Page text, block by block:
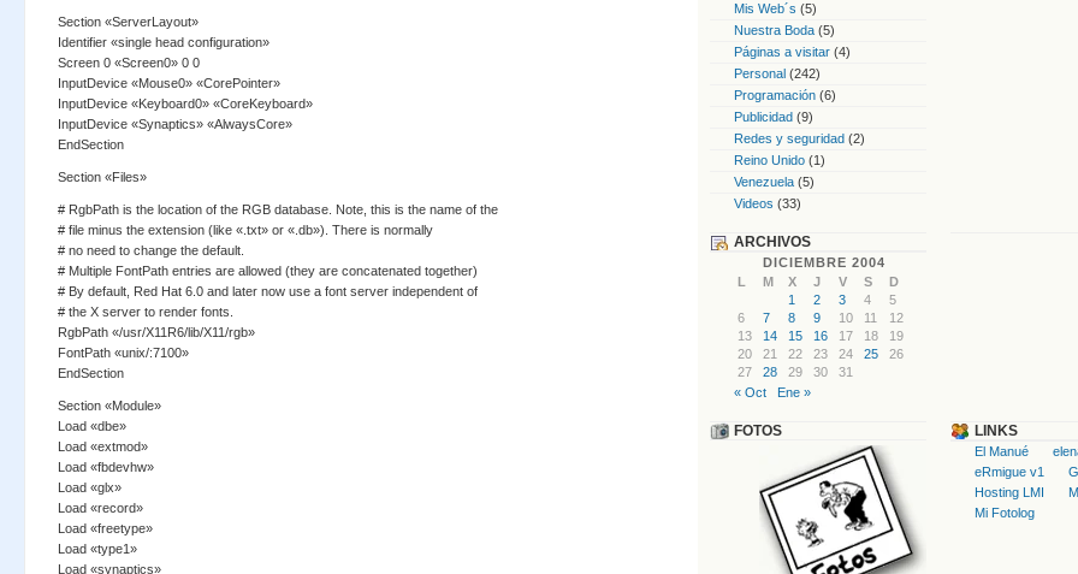
Section «ServerLayout»
Identifier «single head configuration»
Screen 0 «Screen0» 0 0
InputDevice «Mouse0» «CorePointer»
InputDevice «Keyboard0» «CoreKeyboard»
InputDevice «Synaptics» «AlwaysCore»
EndSection
Section «Files»
# RgbPath is the location of the RGB database. Note, this is the name of the
# file minus the extension (like «.txt» or «.db»). There is normally
# no need to change the default.
# Multiple FontPath entries are allowed (they are concatenated together)
# By default, Red Hat 6.0 and later now use a font server independent of
# the X server to render fonts.
RgbPath «/usr/X11R6/lib/X11/rgb»
FontPath «unix/:7100»
EndSection
Section «Module»
Load «dbe»
Load «extmod»
Load «fbdevhw»
Load «glx»
Load «record»
Load «freetype»
Load «type1»
Load «synaptics»
Mis Web´s (5)
Nuestra Boda (5)
Páginas a visitar (4)
Personal (242)
Programación (6)
Publicidad (9)
Redes y seguridad (2)
Reino Unido (1)
Venezuela (5)
Videos (33)
ARCHIVOS
DICIEMBRE 2004
L
M X J V S
D
1
2 3 4
5
6
7 8 9 10 11
12
13
14 15 16 17 18
19
20
21 22 23 24 25
26
27
28 29 30
31
« Oct
Ene »
FOTOS LINKS
El Manué
eRmigue v1
Hosting LMI
Mi Fotolog